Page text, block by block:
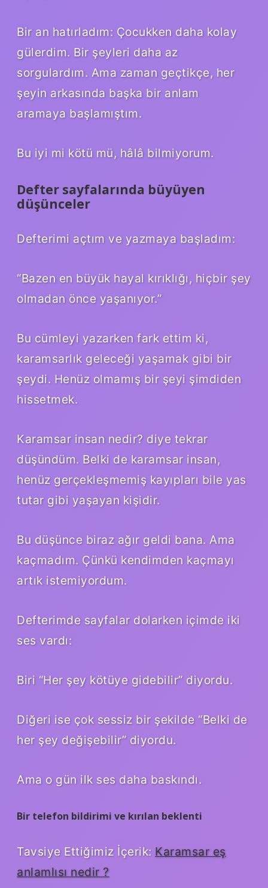
Bir an hatırladım: Çocukken daha kolay
gülerdim. Bir şeyleri daha az
sorgulardım. Ama zaman geçtikçe, her
şeyin arkasında başka bir anlam
aramaya başlamıştım.
Bu iyi mi kötü mü, hâlâ bilmiyorum.
Defter sayfalarında büyüyen
düşünceler
Defterimi açtım ve yazmaya başladım:
“Bazen en büyük hayal kırıklığı, hiçbir şey
olmadan önce yaşanıyor.”
Bu cümleyi yazarken fark ettim ki,
karamsarlık geleceği yaşamak gibi bir
şeydi. Henüz olmamış bir şeyi şimdiden
hissetmek.
Karamsar insan nedir? diye tekrar
düşündüm. Belki de karamsar insan,
henüz gerçekleşmemiş kayıpları bile yas
tutar gibi yaşayan kişidir.
Bu düşünce biraz ağır geldi bana. Ama
kaçmadım. Çünkü kendimden kaçmayı
artık istemiyordum.
Defterimde sayfalar dolarken içimde iki
ses vardı:
Biri “Her şey kötüye gidebilir” diyordu.
Diğeri ise çok sessiz bir şekilde “Belki de
her şey değişebilir” diyordu.
Ama o gün ilk ses daha baskındı.
Bir telefon bildirimi ve kırılan beklenti
Tavsiye Ettiğimiz İçerik: Karamsar eş
anlamlısı nedir ?